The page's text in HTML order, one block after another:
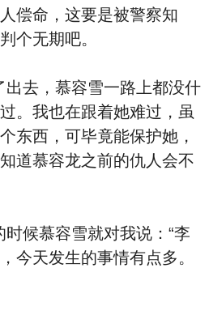
偿命，这要是被警察知
个无期吧。
，慕容雪一路上都没什
。我也在跟着她难过，虽
东西，可毕竟能保护她，
道慕容龙之前的仇人会不
慕容雪就对我说：“李
今天发生的事情有点多。